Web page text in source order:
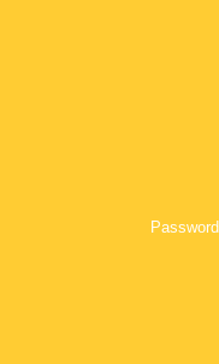
Password